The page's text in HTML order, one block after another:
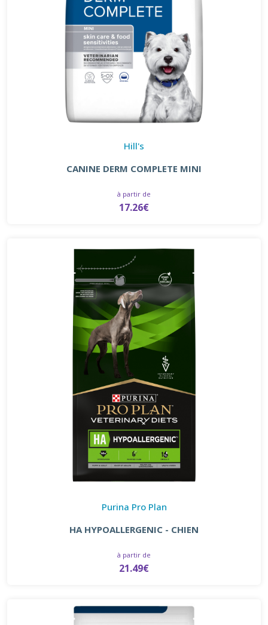
Hill's
CANINE DERM COMPLETE MINI
à partir de
17.26€
Purina Pro Plan
HA HYPOALLERGENIC - CHIEN
à partir de
21.49€